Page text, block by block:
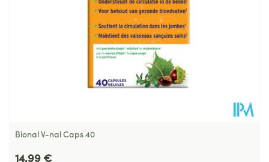
Température ambiante (15°C -
25°C)
Bional V-nal Caps 40
14,99 €